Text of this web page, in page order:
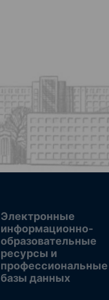
Электронные
информационно-
образовательные
ресурсы и
профессиональные
базы данных